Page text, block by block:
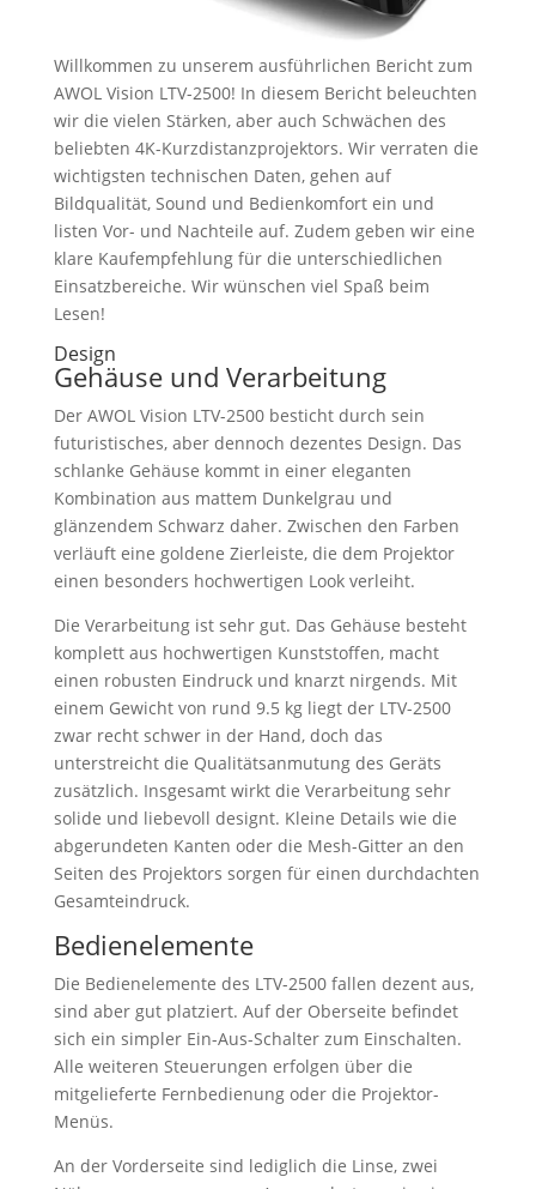
Willkommen zu unserem ausführlichen Bericht zum
AWOL Vision LTV-2500! In diesem Bericht beleuchten
wir die vielen Stärken, aber auch Schwächen des
beliebten 4K-Kurzdistanzprojektors. Wir verraten die
wichtigsten technischen Daten, gehen auf
Bildqualität, Sound und Bedienkomfort ein und
listen Vor- und Nachteile auf. Zudem geben wir eine
klare Kaufempfehlung für die unterschiedlichen
Einsatzbereiche. Wir wünschen viel Spaß beim
Lesen!
Design
Gehäuse und Verarbeitung
Der AWOL Vision LTV-2500 besticht durch sein
futuristisches, aber dennoch dezentes Design. Das
schlanke Gehäuse kommt in einer eleganten
Kombination aus mattem Dunkelgrau und
glänzendem Schwarz daher. Zwischen den Farben
verläuft eine goldene Zierleiste, die dem Projektor
einen besonders hochwertigen Look verleiht.
Die Verarbeitung ist sehr gut. Das Gehäuse besteht
komplett aus hochwertigen Kunststoffen, macht
einen robusten Eindruck und knarzt nirgends. Mit
einem Gewicht von rund 9.5 kg liegt der LTV-2500
zwar recht schwer in der Hand, doch das
unterstreicht die Qualitätsanmutung des Geräts
zusätzlich. Insgesamt wirkt die Verarbeitung sehr
solide und liebevoll designt. Kleine Details wie die
abgerundeten Kanten oder die Mesh-Gitter an den
Seiten des Projektors sorgen für einen durchdachten
Gesamteindruck.
Bedienelemente
Die Bedienelemente des LTV-2500 fallen dezent aus,
sind aber gut platziert. Auf der Oberseite befindet
sich ein simpler Ein-Aus-Schalter zum Einschalten.
Alle weiteren Steuerungen erfolgen über die
mitgelieferte Fernbedienung oder die Projektor-
Menüs.
An der Vorderseite sind lediglich die Linse, zwei